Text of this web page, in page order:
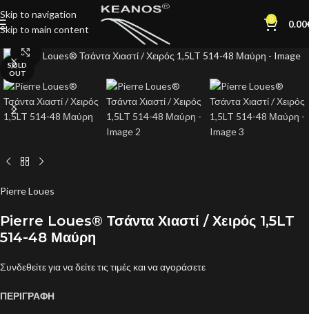
Skip to navigation
Skip to main content
0 0.00
SOLD
OUT
Click to enlarge
Pierre Loues
Pierre Loues® Τσάντα Χιαστί / Χειρός 1,5LT
514-48 Μαύρη
Συνδεθείτε για να δείτε τις τιμές και να αγοράσετε
ΠΕΡΙΓΡΑΦΗ